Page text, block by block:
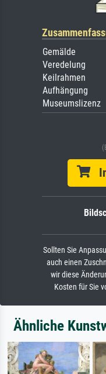
Gemälde
Veredelung
Keilrahmen
Aufhängung
Museumslizenz
In
Sollten Sie
auch einen
wir diese
Kosten für Sie
Ähnliche